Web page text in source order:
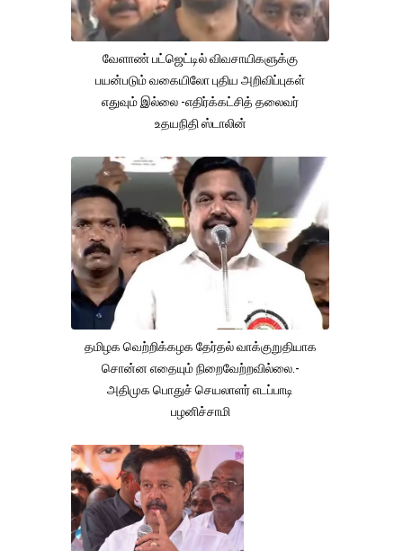
வேளாண் பட்ஜெட்டில் விவசாயிகளுக்கு
பயன்படும் வகையிலோ புதிய அறிவிப்புகள்
எதுவும் இல்லை -எதிர்க்கட்சித் தலைவர்
உதயநிதி ஸ்டாலின்
தமிழக வெற்றிக்கழக தேர்தல் வாக்குறுதியாக
சொன்ன எதையும் நிறைவேற்றவில்லை.-
அதிமுக பொதுச் செயலாளர் எடப்பாடி
பழனிச்சாமி